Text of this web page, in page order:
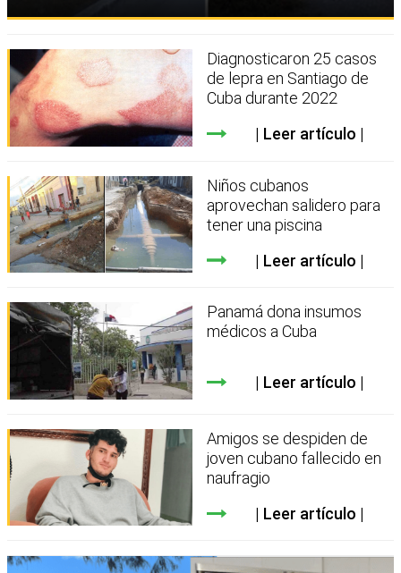
Diagnosticaron 25 casos
de lepra en Santiago de
Cuba durante 2022
Leer artículo
Niños cubanos
aprovechan salidero para
tener una piscina
Leer artículo
Panamá dona insumos
médicos a Cuba
Leer artículo
Amigos se despiden de
joven cubano fallecido en
naufragio
Leer artículo